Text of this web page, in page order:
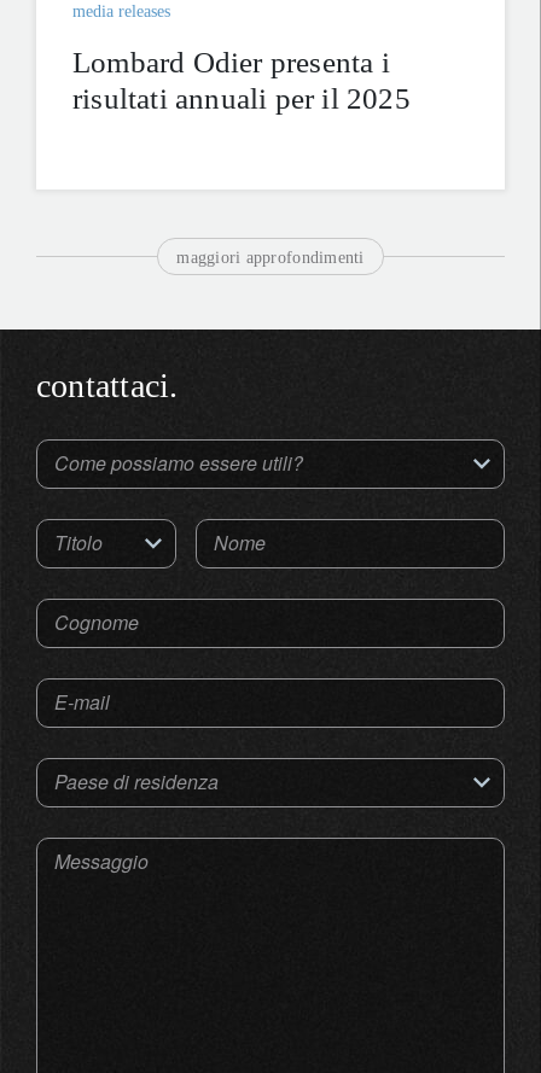
media releases
Lombard Odier presenta i
risultati annuali per il 2025
maggiori approfondimenti
contattaci.
Come possiamo essere utili?
Titolo Nome
Cognome
E-mail
Paese di residenza
Messaggio